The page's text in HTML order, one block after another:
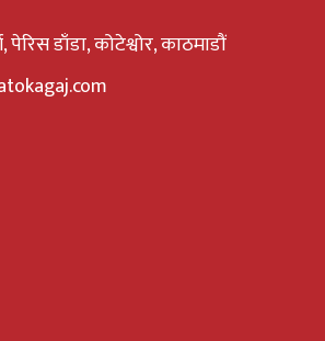
पेरिस डाँडा, कोटेश्वोर, काठमाडौं